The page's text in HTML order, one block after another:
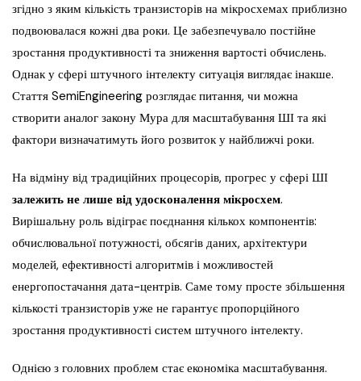
згідно з яким кількість транзисторів на мікросхемах приблизно
подвоювалася кожні два роки. Це забезпечувало постійне
зростання продуктивності та зниження вартості обчислень.
Однак у сфері штучного інтелекту ситуація виглядає інакше.
Стаття SemiEngineering розглядає питання, чи можна
створити аналог закону Мура для масштабування ШІ та які
фактори визначатимуть його розвиток у найближчі роки.
На відміну від традиційних процесорів, прогрес у сфері ШІ
залежить не лише від удосконалення мікросхем.
Вирішальну роль відіграє поєднання кількох компонентів:
обчислювальної потужності, обсягів даних, архітектури
моделей, ефективності алгоритмів і можливостей
енергопостачання дата-центрів. Саме тому просте збільшення
кількості транзисторів уже не гарантує пропорційного
зростання продуктивності систем штучного інтелекту.
Однією з головних проблем стає економіка масштабування.